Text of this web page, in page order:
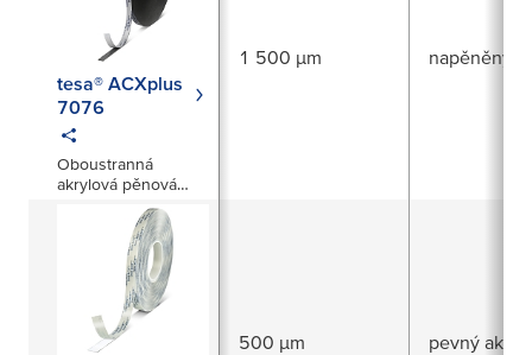
tesa® ACXplus
7076
Oboustranná
akrylová pěnová
páska s tloušťkou
1 500 µm napěněný
500 µm pevný